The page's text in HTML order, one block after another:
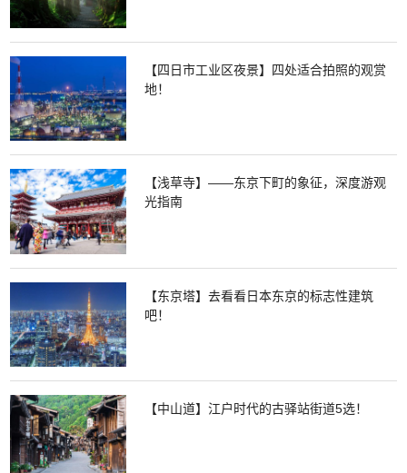
【四日市工业区夜景】四处适合拍照的观赏
地！
【浅草寺】——东京下町的象征，深度游观
光指南
【东京塔】去看看日本东京的标志性建筑
吧！
【中山道】江户时代的古驿站街道5选！